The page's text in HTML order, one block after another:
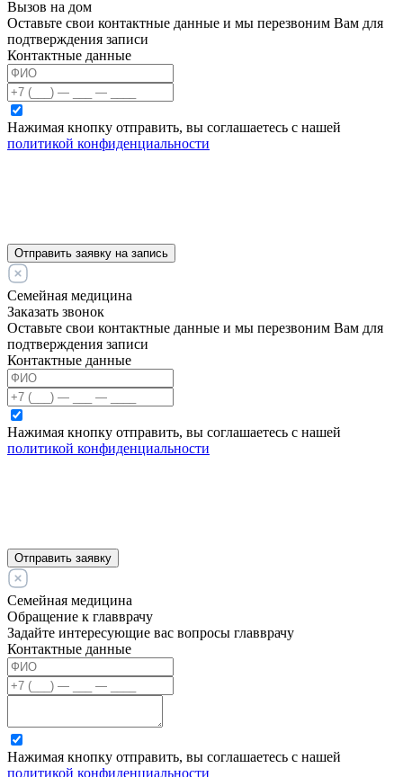
Вызов на дом
Оставьте свои контактные данные и мы перезвоним Вам для
подтверждения записи
Контактные данные
Нажимая кнопку отправить, вы соглашаетесь с нашей
политикой конфиденциальности
Отправить заявку на запись
Семейная медицина
Заказать звонок
Оставьте свои контактные данные и мы перезвоним Вам для
подтверждения записи
Контактные данные
Нажимая кнопку отправить, вы соглашаетесь с нашей
политикой конфиденциальности
Отправить заявку
Семейная медицина
Обращение к главврачу
Задайте интересующие вас вопросы главврачу
Контактные данные
Нажимая кнопку отправить, вы соглашаетесь с нашей
политикой конфиденциальности